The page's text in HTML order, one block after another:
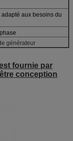
aux besoins du
générateur
fournie par
conception